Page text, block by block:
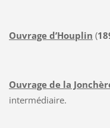
Ouvrage d’Houplin (
Ouvrage de la
intermédiaire.